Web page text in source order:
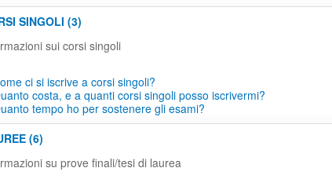
SINGOLI (3)
sui corsi singoli
ci si iscrive a corsi singoli?
costa, e a quanti corsi singoli posso iscrivermi?
tempo ho per sostenere gli esami?
(6)
su prove finali/tesi di laurea